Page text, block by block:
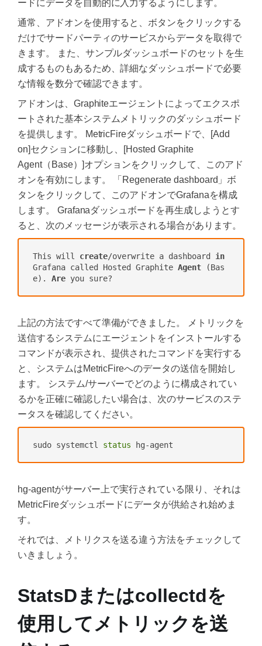
ードにデータを自動的に入力するようにします。
通常、アドオンを使用すると、ボタンをクリックする
だけでサードパーティのサービスからデータを取得で
きます。 また、サンプルダッシュボードのセットを生
成するものもあるため、詳細なダッシュボードで必要
な情報を数分で確認できます。
アドオンは、Graphiteエージェントによってエクスポ
ートされた基本システムメトリックのダッシュボード
を提供します。 MetricFireダッシュボードで、[Add
on]セクションに移動し、[Hosted Graphite
Agent（Base）]オプションをクリックして、このアド
オンを有効にします。 「Regenerate dashboard」ボ
タンをクリックして、このアドオンでGrafanaを構成
します。 Grafanaダッシュボードを再生成しようとす
ると、次のメッセージが表示される場合があります。
This will create/overwrite a dashboard in
Grafana called Hosted Graphite Agent (Bas
e). Are
上記の方法ですべて準備ができました。 メトリックを
送信するシステムにエージェントをインストールする
コマンドが表示され、提供されたコマンドを実行する
と、システムはMetricFireへのデータの送信を開始し
ます。 システム/サーバーでどのように構成されてい
るかを正確に確認したい場合は、次のサービスのステ
ータスを確認してください。
sudo systemctl status
hg-agentがサーバー上で実行されている限り、それは
MetricFireダッシュボードにデータが供給され始めま
す。
それでは、メトリクスを送る違う方法をチェックして
いきましょう。
StatsDまたはcollectdを
使用してメトリックを送